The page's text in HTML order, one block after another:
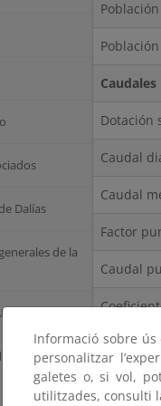
Dalías
de la
de La Gavia
Población
Caudales
Dotación
Caudal
Caudal
Factor
Caudal
Caudal
Informació sobre
personalitzar
galetes o, si vol,
utilitzades, consulti